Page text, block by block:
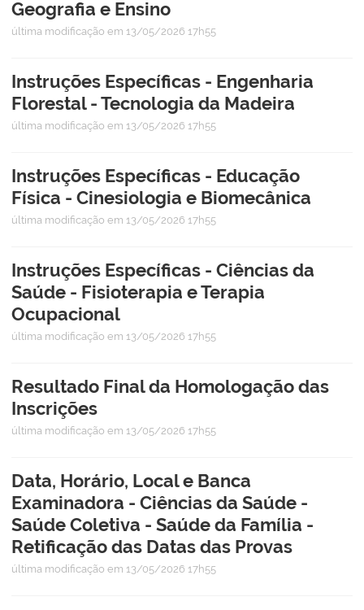
Geografia e Ensino
última modificação em 13/05/2026 17h55
Instruções Específicas - Engenharia
Florestal - Tecnologia da Madeira
última modificação em 13/05/2026 17h55
Instruções Específicas - Educação
Física - Cinesiologia e Biomecânica
última modificação em 13/05/2026 17h55
Instruções Específicas - Ciências da
Saúde - Fisioterapia e Terapia
Ocupacional
última modificação em 13/05/2026 17h55
Resultado Final da Homologação das
Inscrições
última modificação em 13/05/2026 17h55
Data, Horário, Local e Banca
Examinadora - Ciências da Saúde -
Saúde Coletiva - Saúde da Família -
Retificação das Datas das Provas
última modificação em 13/05/2026 17h55